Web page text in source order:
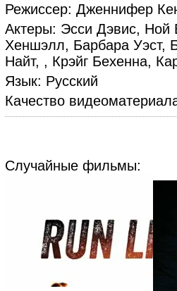
Режиссер: Дженнифер
Актеры: Эсси Дэвис, Ной
Хеншэлл, Барбара Уэст,
Найт, , Крэйг Бехенна,
Язык: Русский
Качество
Случайные фильмы: